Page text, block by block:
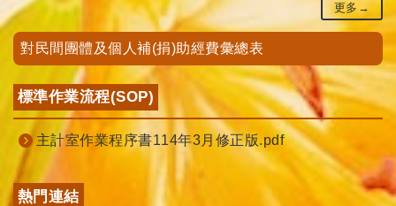
更多→
對民間團體及個人補(捐)助經費彙總表
標準作業流程(SOP)
主計室作業程序書114年3月修正版.pdf
熱門連結